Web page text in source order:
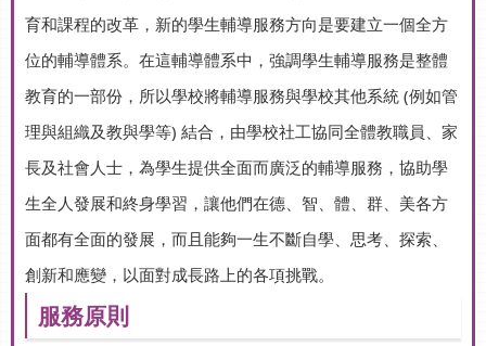
育和課程的改革，新的學生輔導服務方向是要建立一個全方
位的輔導體系。在這輔導體系中，強調學生輔導服務是整體
教育的一部份，所以學校將輔導服務與學校其他系統 (例如管
理與組織及教與學等) 結合，由學校社工協同全體教職員、家
長及社會人士，為學生提供全面而廣泛的輔導服務，協助學
生全人發展和終身學習，讓他們在德、智、體、群、美各方
面都有全面的發展，而且能夠一生不斷自學、思考、探索、
創新和應變，以面對成長路上的各項挑戰。
服務原則